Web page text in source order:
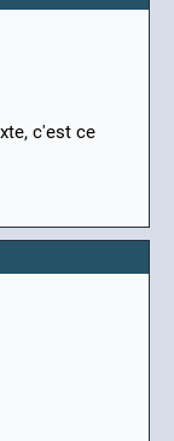
c'est ce